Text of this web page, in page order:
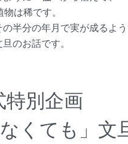
は稀です。
半分の年月で実が成るよ
のお話です。
特別企画
くても」文